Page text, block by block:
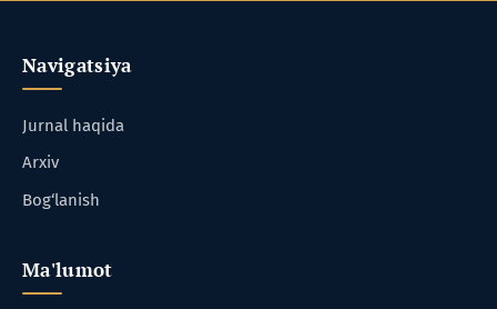
Navigatsiya
Jurnal haqida
Arxiv
Bog‘lanish
Ma'lumot